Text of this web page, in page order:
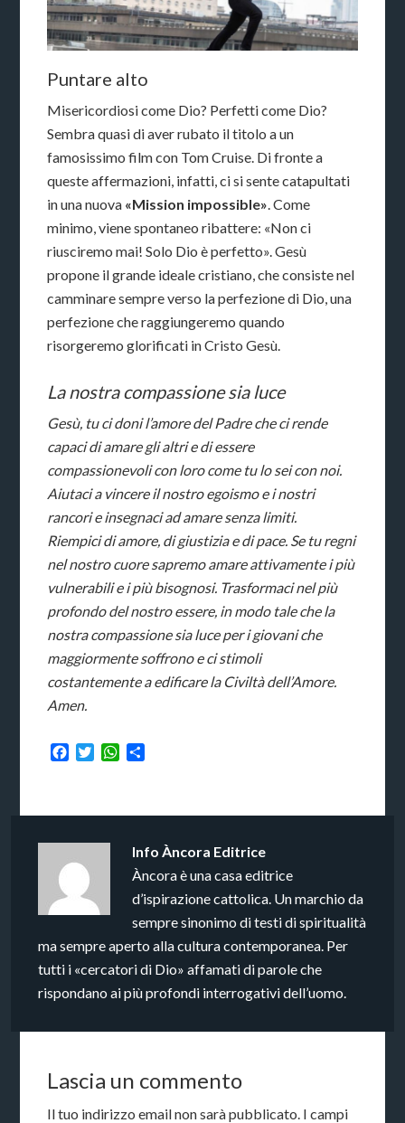
Puntare alto
Misericordiosi come Dio? Perfetti come Dio?
Sembra quasi di aver rubato il titolo a un
famosissimo film con Tom Cruise. Di fronte a
queste affermazioni, infatti, ci si sente catapultati
in una nuova «Mission impossible» . Come
minimo, viene spontaneo ribattere: «Non ci
riusciremo mai! Solo Dio è perfetto». Gesù
propone il grande ideale cristiano, che consiste nel
camminare sempre verso la perfezione di Dio, una
perfezione che raggiungeremo quando
risorgeremo glorificati in Cristo Gesù.
La nostra compassione sia luce
Gesù, tu ci doni l’amore del Padre che ci rende
capaci di amare gli altri e di essere
compassionevoli con loro come tu lo sei con noi.
Aiutaci a vincere il nostro egoismo e i nostri
rancori e insegnaci ad amare senza limiti.
Riempici di amore, di giustizia e di pace. Se tu regni
nel nostro cuore sapremo amare attivamente i più
vulnerabili e i più bisognosi. Trasformaci nel più
profondo del nostro essere, in modo tale che la
nostra compassione sia luce per i giovani che
maggiormente soffrono e ci stimoli
costantemente a edificare la Civiltà dell’Amore.
Amen.
Facebook
TwitterWhatsApp
Info Àncora Editrice
Àncora è una casa editrice
d’ispirazione cattolica. Un marchio da
sempre sinonimo di testi di spiritualità
ma sempre aperto alla cultura contemporanea. Per
tutti i «cercatori di Dio» affamati di parole che
rispondano ai più profondi interrogativi dell’uomo.
Lascia un commento
Il tuo indirizzo email non sarà pubblicato. I campi